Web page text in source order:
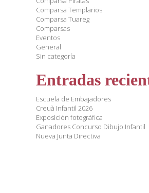
Comparsa Templarios
Comparsa Tuareg
Comparsas
Eventos
General
Sin categoría
Entradas
Escuela de Embajadores
Creuà Infantil 2026
Exposición fotográfica
Ganadores Concurso Dibujo Infantil
Nueva Junta Directiva